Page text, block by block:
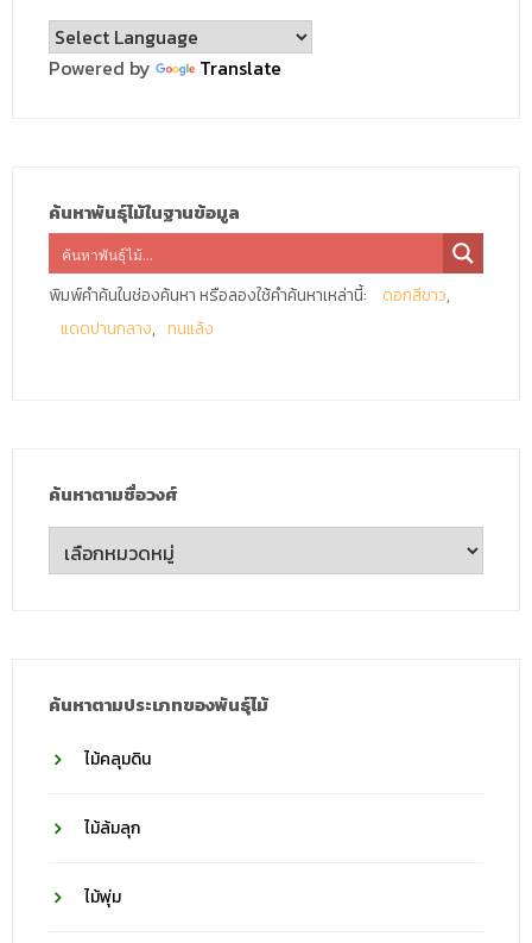
Powered by Translate
ค้นหาพันธุ์ไม้ในฐานข้อมูล
พิมพ์คำค้นในช่องค้นหา หรือลองใช้คำค้นหาเหล่านี้:
ดอกสีขาว
แดดปานกลาง
ทนแล้ง
ค้นหาตามชื่อวงศ์
ค้นหา
ตาม
ค้นหาตามประเภทของพันธุ์ไม้
ไม้คลุมดิน
ไม้ล้มลุก
ไม้พุ่ม